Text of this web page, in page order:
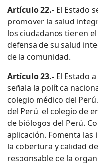
Artículo 22.- El Estado
promover la salud
los ciudadanos tienen
defensa de su salud
de la comunidad.
Artículo 23.- El Estado
señala la política
colegio médico del
del Perú, el colegio de
de biólogos del Perú.
aplicación. Fomenta las
la cobertura y calidad
responsable de la